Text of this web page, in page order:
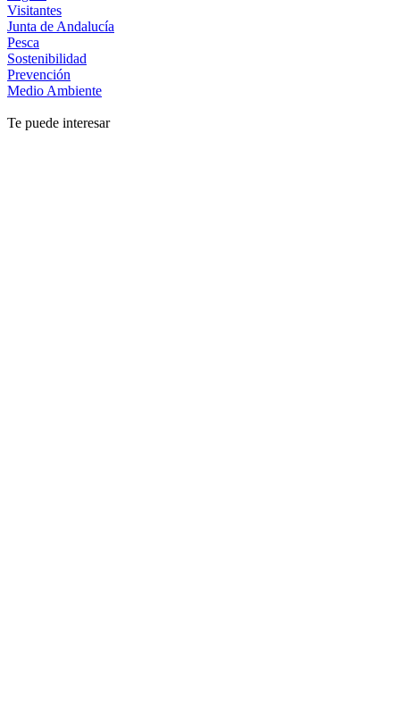
Visitantes
Junta de Andalucía
Pesca
Sostenibilidad
Prevención
Medio Ambiente
Te puede interesar